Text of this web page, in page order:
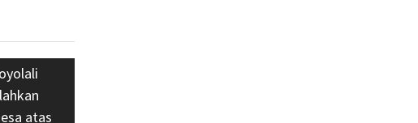
atas